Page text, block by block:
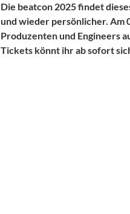
Die beatcon 2025 findet
und wieder persönlicher. Am
Produzenten und Engineers
Tickets könnt ihr ab sofort